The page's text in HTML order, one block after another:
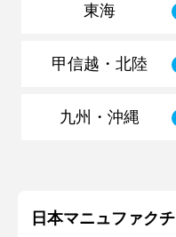
東海
甲信越・北陸
九州・沖縄
日本マニュファク